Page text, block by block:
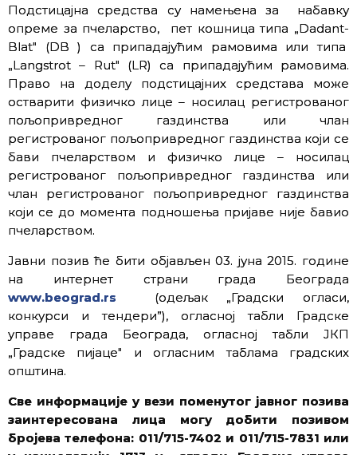
Подстицајна средства су намењена за набавку
опреме за пчеларство, пет кошница типа „Dadant-
Blat″ (DB ) са припадајућим рамовима или типа
„Langstrot – Rut″ (LR) са припадајућим рамовима.
Право на доделу подстицајних средстава може
остварити физичко лице – носилац регистрованог
пољопривредног газдинства или члан
регистрованог пољопривредног газдинства који се
бави пчеларством и физичко лице – носилац
регистрованог пољопривредног газдинства или
члан регистрованог пољопривредног газдинства
који се до момента подношења пријаве није бавио
пчеларством.
Јавни позив ће бити објављен 03. јуна 2015. године
на интернет страни града Београда
www.beograd.rs (одељак „Градски огласи,
конкурси и тендери”), огласној табли Градске
управе града Београда, огласној табли ЈКП
„Градске пијаце″ и огласним таблама градских
општина.
Све информације у вези поменутог јавног позива
заинтересована лица могу добити позивом
бројева телефона: 011/715-7402 и 011/715-7831 или